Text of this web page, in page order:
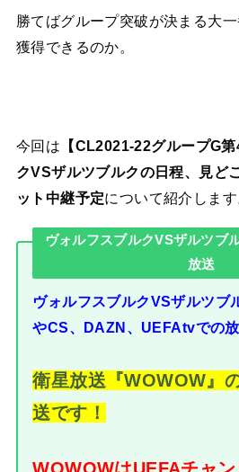
勝てばグループ突破が決まる大
獲得できるのか。
今回は 【CL2021-22グループG
クVSザルツブルクの日程、見ど
ット中継予定について紹介します
ヴォルフスブルクVSザルツブ
放送
ヴォルフスブルクVSザルツブ
やCS、DAZN、UEFAtvでの
衛星放送『WOWOW』
送です！